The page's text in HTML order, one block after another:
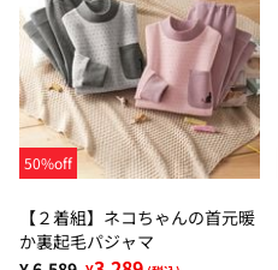
50%off
【２着組】ネコちゃんの首元暖
か裏起毛パジャマ